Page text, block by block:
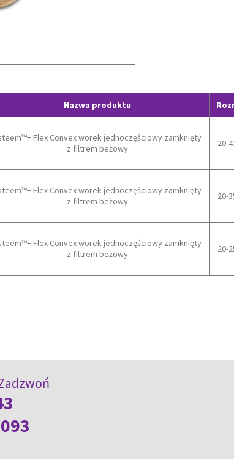
Nazwa produktu
Flex Convex worek jednoczęściowy zamknięty
z filtrem beżowy
20-
Flex Convex worek jednoczęściowy zamknięty
z filtrem beżowy
20-
Flex Convex worek jednoczęściowy zamknięty
z filtrem beżowy
20-